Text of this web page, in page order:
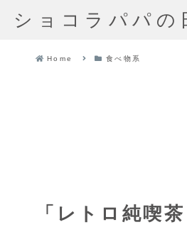
ショコラパパの
Home 食べ物系
「レトロ純喫